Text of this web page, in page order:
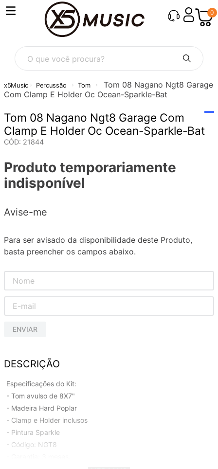
0
O que você procura?
Percussão Tom
Tom 08 Nagano Ngt8 Garage
Com Clamp E Holder Oc Ocean-Sparkle-Bat
Tom 08 Nagano Ngt8 Garage Com
Clamp E Holder Oc Ocean-Sparkle-Bat
CÓD: 21844
Produto temporariamente
indisponível
Avise-me
Para ser avisado da disponibilidade deste Produto,
basta preencher os campos abaixo.
ENVIAR
DESCRIÇÃO
Especificações do Kit:
- Tom avulso de 8X7"
- Madeira Hard Poplar
- Clamp e Holder inclusos
- Pintura Sparkle
- Código: NGT8